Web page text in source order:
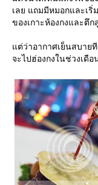
เลย แถมมีหมอกและเริ่
ของเกาะห้องกงและตึ
ต่ว่าอากาศเย็นสบายที
จะไปฮ่องกงในช่วงเดื